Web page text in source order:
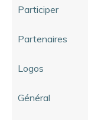
Participer
Partenaires
Logos
Général